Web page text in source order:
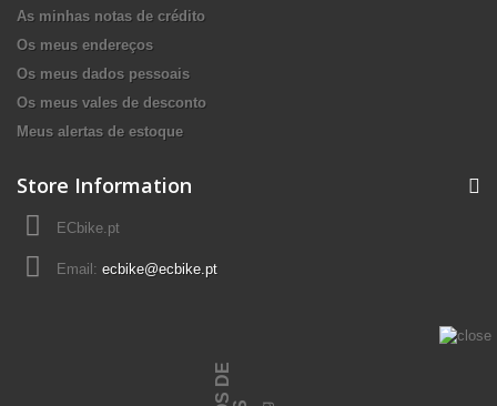
As minhas notas de crédito
Os meus endereços
Os meus dados pessoais
Os meus vales de desconto
Meus alertas de estoque
Store Information
ECbike.pt
Email: ecbike@ecbike.pt